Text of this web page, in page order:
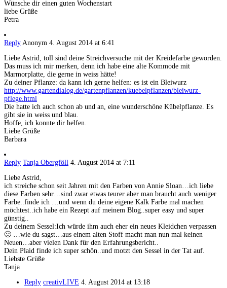
Wünsche dir einen guten Wochenstart
liebe Grüße
Petra
Reply Anonym 4. August 2014 at 6:41
Liebe Astrid, toll sind deine Streichversuche mit der Kreidefarbe geworden.
Das muss ich mir merken, denn ich habe eine alte Kommode mit
Marmorplatte, die gerne in weiss hätte!
Zu deiner Pflanze: da kann ich gerne helfen: es ist ein Bleiwurz
http://www.gartendialog.de/gartenpflanzen/kuebelpflanzen/bleiwurz-
pflege.html
Die hatte ich auch schon ab und an, eine wunderschöne Kübelpflanze. Es
gibt sie in weiss und blau.
Hoffe, ich konnte dir helfen.
Liebe Grüße
Barbara
Reply Tanja Obergföll 4. August 2014 at 7:11
Liebe Astrid,
ich streiche schon seit Jahren mit den Farben von Annie Sloan…ich liebe
diese Farben sehr…sind zwar etwas teurer aber man braucht auch weniger
Farbe..finde ich …und wenn du deine eigene Kalk Farbe mal machen
möchtest..ich habe ein Rezept auf meinem Blog..super easy und super
günstig..
Zu deinem Sessel:Ich würde ihm auch eher ein neues Kleidchen verpassen
🙂 …wie du sagst…aus einem alten Stoff macht man nun mal keinen
Neuen…aber vielen Dank für den Erfahrungsbericht..
Dein Plaid finde ich super schön..und motzt den Sessel in der Tat auf.
Liebste Grüße
Tanja
Reply creativLIVE 4. August 2014 at 13:18